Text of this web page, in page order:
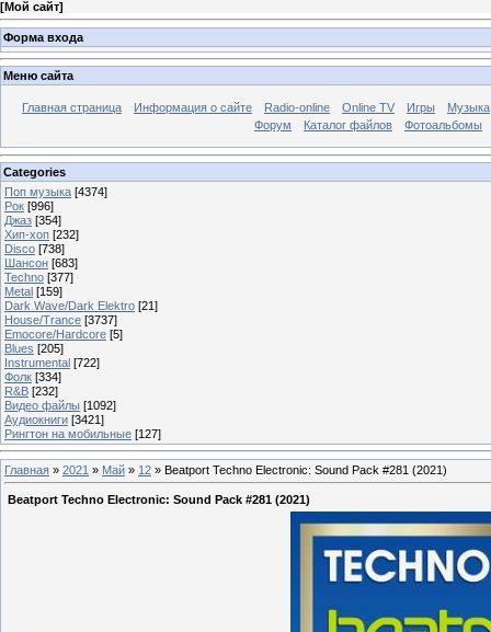
[Мой сайт]
Форма входа
Меню сайта
Главная страница Информация о сайте Radio-online Online TV Игры
Музыка
Форум
Каталог файлов Фотоальбомы
Categories
Поп музыка [4374]
Рок [996]
Джаз [354]
Хип-хоп [232]
Disco [738]
Шансон [683]
Techno [377]
Metal [159]
Dark Wave/Dark Elektro [21]
House/Trance [3737]
Emocore/Hardcore [5]
Blues [205]
Instrumental [722]
Фолк [334]
R&B [232]
Видео файлы [1092]
Аудиокниги [3421]
Рингтон на мобильные [127]
Главная » 2021 » Май » 12 » Beatport Techno Electronic: Sound Pack #281 (2021)
Beatport Techno Electronic: Sound Pack #281 (2021)